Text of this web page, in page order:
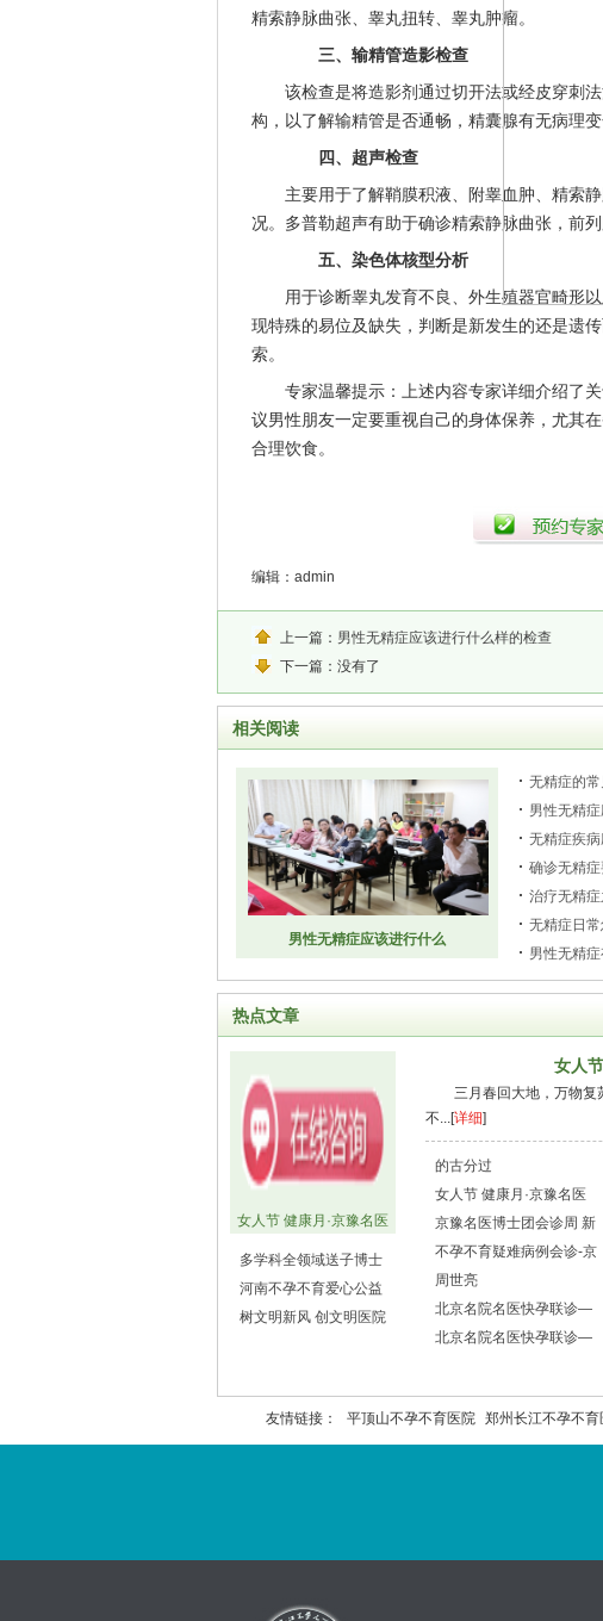
精索静脉曲张、睾丸扭转、睾丸肿瘤。
三、输精管造影检查
该检查是将造影剂通过切开法或经皮穿刺法
构，以了解输精管是否通畅，精囊腺有无病理
四、超声检查
主要用于了解鞘膜积液、附睾血肿、精索静
况。多普勒超声有助于确诊精索静脉曲张，前
五、染色体核型分析
用于诊断睾丸发育不良、外生殖器官畸形以
现特殊的易位及缺失，判断是新发生的还是遗
索。
专家温馨提示：上述内容专家详细介绍了关
议男性朋友一定要重视自己的身体保养，尤其
合理饮食。
编辑： admin
上一篇： 男性无精症应该进行什么样的检查
下一篇：没有了
相关阅读
男性无精症应该进行什么
无精症的
男性无精
无精症疾
确诊无精
治疗无精
无精症日
男性无精
热点文章
女人节 健康月·京豫名医
多学科全领域送子博士
河南不孕不育爱心公益
树文明新风 创文明医院
女人
三月春回大地，万物复
不...[详细]
的古分过
女人节 健康月·京豫名医
京豫名医博士团会诊周 新
不孕不育疑难病例会诊-京
周世亮
北京名院名医快孕联诊—
北京名院名医快孕联诊—
友情链接： 平顶山不孕不育医院 郑州长江不孕不育